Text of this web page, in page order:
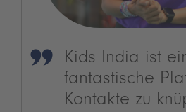
Kids India ist
fantastische
Kontakte zu